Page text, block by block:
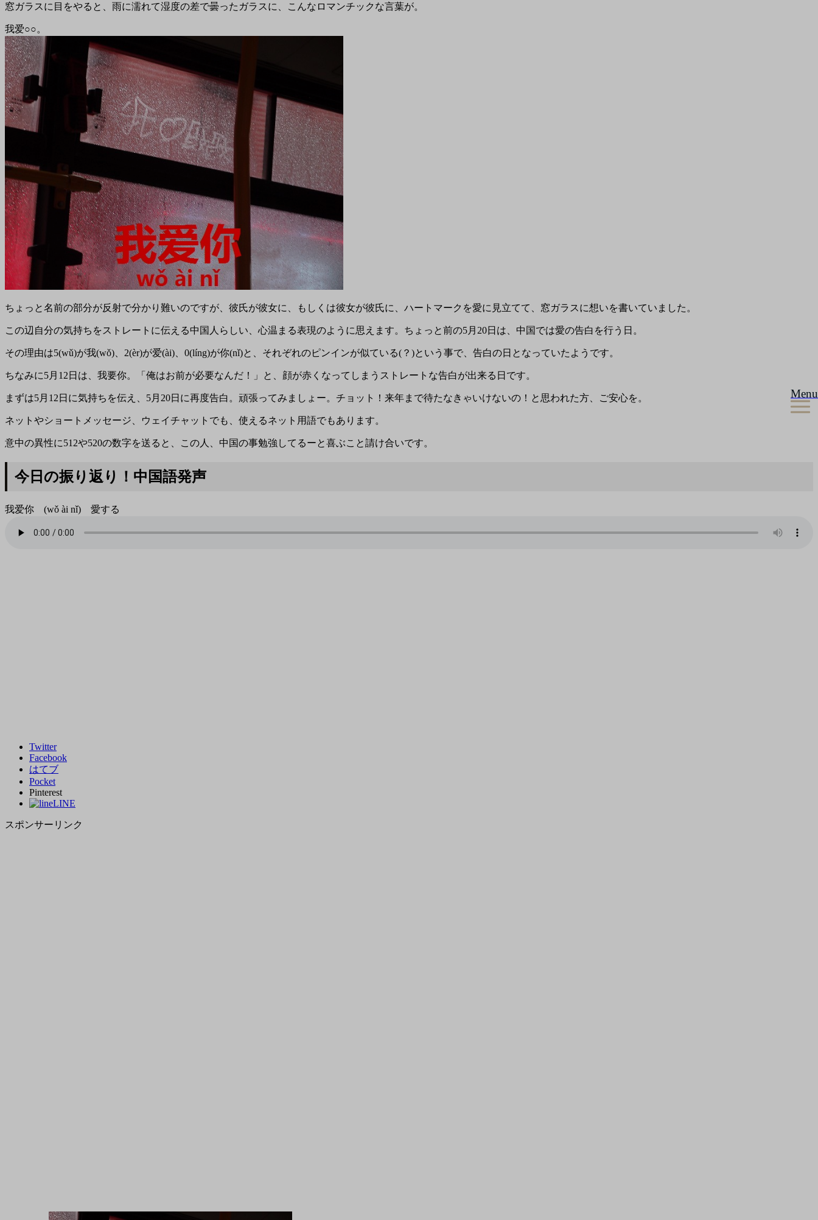
Menu
窓ガラスに目をやると、雨に濡れて湿度の差で曇ったガラスに、こんなロマンチックな言葉が。
我爱○○。
ちょっと名前の部分が反射で分かり難いのですが、彼氏が彼女に、もしくは彼女が彼氏に、ハートマークを愛に見立てて、窓ガラスに想いを書いていました。
この辺自分の気持ちをストレートに伝える中国人らしい、心温まる表現のように思えます。ちょっと前の5月20日は、中国では愛の告白を行う日。
その理由は5(wǔ)が我(wǒ)、2(èr)が爱(ài)、0(líng)が你(nǐ)と、それぞれのピンインが似ている(？)という事で、告白の日となっていたようです。
ちなみに5月12日は、我要你。「俺はお前が必要なんだ！」と、顔が赤くなってしまうストレートな告白が出来る日です。
まずは5月12日に気持ちを伝え、5月20日に再度告白。頑張ってみましょー。チョット！来年まで待たなきゃいけないの！と思われた方、ご安心を。
ネットやショートメッセージ、ウェイチャットでも、使えるネット用語でもあります。
意中の異性に512や520の数字を送ると、この人、中国の事勉強してるーと喜ぶこと請け合いです。
今日の振り返り！中国語発声
我爱你 (wǒ ài nǐ) 愛する
Twitter
Facebook
はてブ
Pocket
Pinterest
LINE
スポンサーリンク